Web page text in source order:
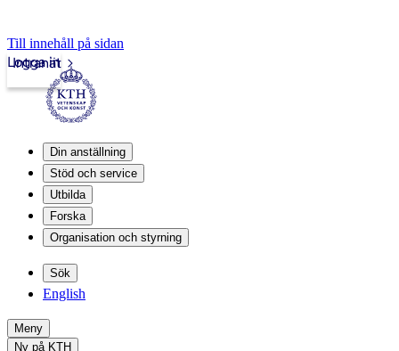
Till innehåll på sidan
Intranät
Logga in
Din anställning
Stöd och service
Utbilda
Forska
Organisation och styrning
Sök
English
Meny
Ny på KTH